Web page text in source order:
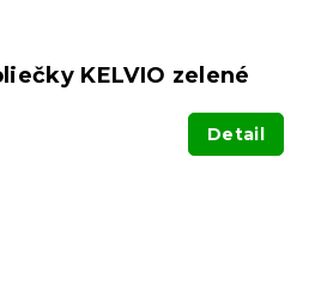
KELVIO zelené
Detail